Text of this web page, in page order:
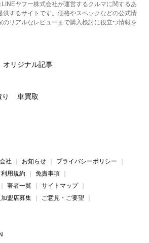
ヤフー株式会社が運営するクルマに関するあ
供するサイトです。価格やスペックなどの公式情
のリアルなレビューまで購入検討に役立つ情報を
オリジナル記事
車買取
社 お知らせ
プライバシーポリシー
利用規約
免責事項
著者一覧
サイトマップ
盟店募集
ご意見・ご要望